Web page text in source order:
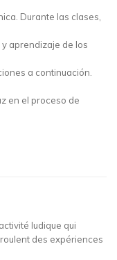
Durante las clases,
aprendizaje de los
a continuación.
en el proceso de
ludique qui
des expériences